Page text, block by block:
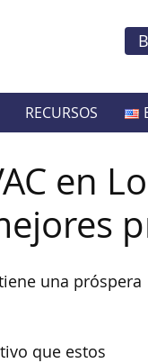
RECURSOS
en
una próspera
que estos